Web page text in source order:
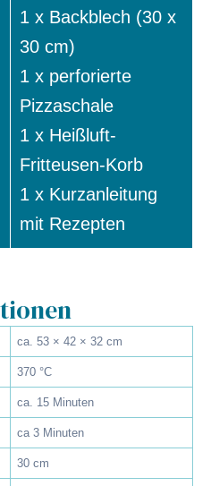
1 x Backblech (30 x
30 cm)
1 x perforierte
Pizzaschale
1 x Heißluft-
Fritteusen-Korb
1 x Kurzanleitung
mit Rezepten
ca. 53 × 42 × 32 cm
370 °C
ca. 15 Minuten
ca 3 Minuten
30 cm